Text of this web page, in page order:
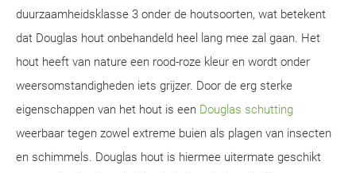
duurzaamheidsklasse 3 onder de houtsoorten, wat betekent
dat Douglas hout onbehandeld heel lang mee zal gaan. Het
hout heeft van nature een rood-roze kleur en wordt onder
weersomstandigheden iets grijzer. Door de erg sterke
eigenschappen van het hout is een Douglas schutting
weerbaar tegen zowel extreme buien als plagen van insecten
en schimmels. Douglas hout is hiermee uitermate geschikt